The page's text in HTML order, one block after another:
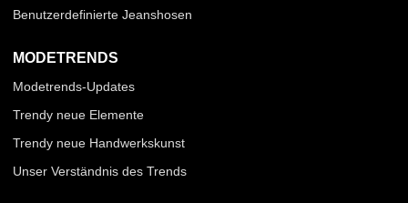
Benutzerdefinierte Jeanshosen
MODETRENDS
Modetrends-Updates
Trendy neue Elemente
Trendy neue Handwerkskunst
Unser Verständnis des Trends